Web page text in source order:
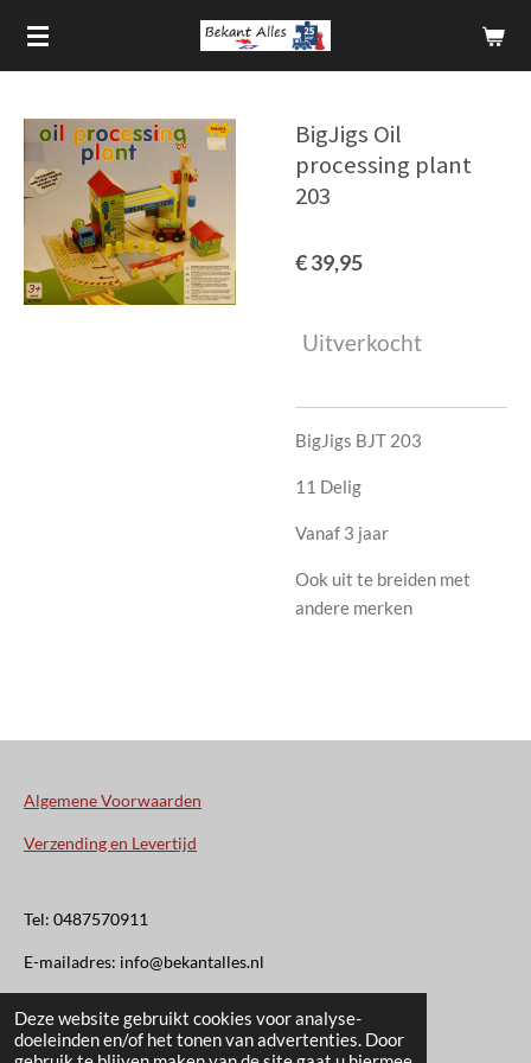
Deze website gebruikt cookies voor analyse-
doeleinden en/of het tonen van advertenties. Door
Ga
direct
hoofdinhoud
BigJigs Oil
processing plant
203
€ 39,95
Uitverkocht
BigJigs BJT 203
11 Delig
Vanaf 3 jaar
Ook uit te breiden met
andere merken
Algemene Voorwaarden
Verzending en Levertijd
Tel: 0487570911
E-mailadres: info@bekantalles.nl
Rooysestraat 4